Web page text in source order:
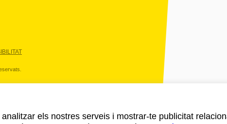
els nostres serveis i mostrar-te publicitat